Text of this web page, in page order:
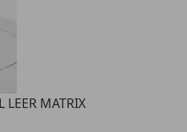
MATRIX